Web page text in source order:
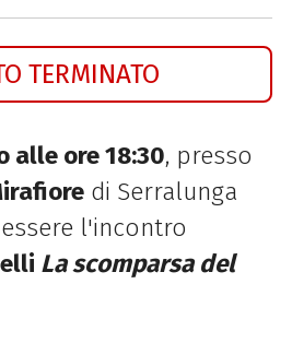
TERMINATO
alle ore 18:30, presso
di Serralunga
l'incontro
La scomparsa del